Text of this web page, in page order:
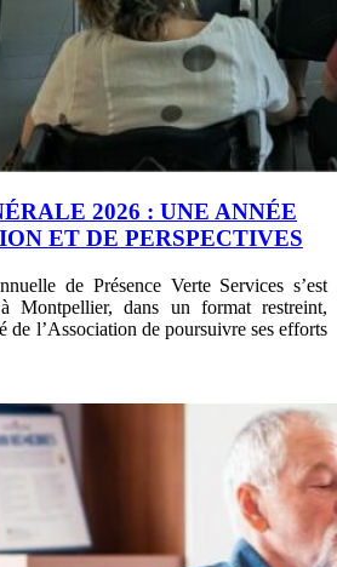
2026 : UNE ANNÉE
ET DE PERSPECTIVES
de Présence Verte Services s’est
dans un format restreint,
de l’Association de poursuivre ses efforts